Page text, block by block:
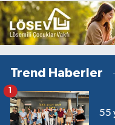
Trend Haberler
55
1